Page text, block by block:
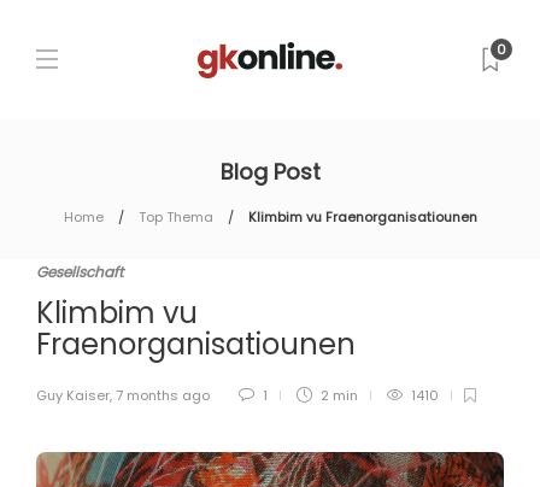
0
Blog Post
Home Top Thema Klimbim vu Fraenorganisatiounen
Gesellschaft
Klimbim vu
Fraenorganisatiounen
Guy Kaiser, 7 months ago 1 2 min 1410